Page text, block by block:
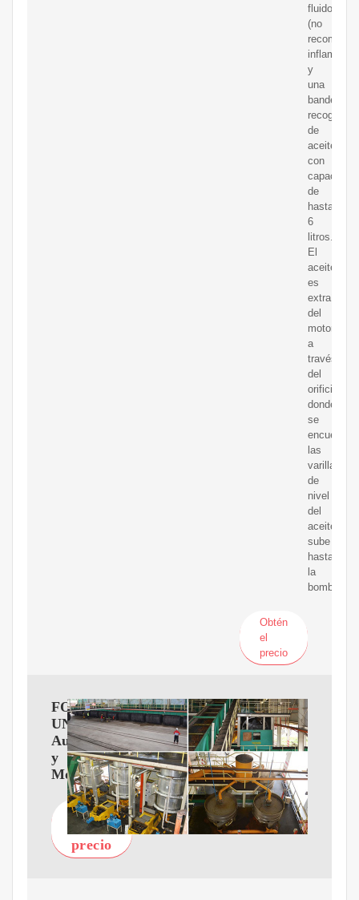
fluidos
(no
y
una
bandeja
recogedora
de
aceite
con
capacidad
de
hasta
6
litros.
El
aceite
es
extraído
del
motor
a
través
del
orificio
donde
se
encuentran
las
varilla
de
nivel
del
aceite,
sube
hasta
la
bomba
Obtén
el
precio
FOUR
UNCLES.mx:
Automotriz
y
Motocicletas
Obtén
precio